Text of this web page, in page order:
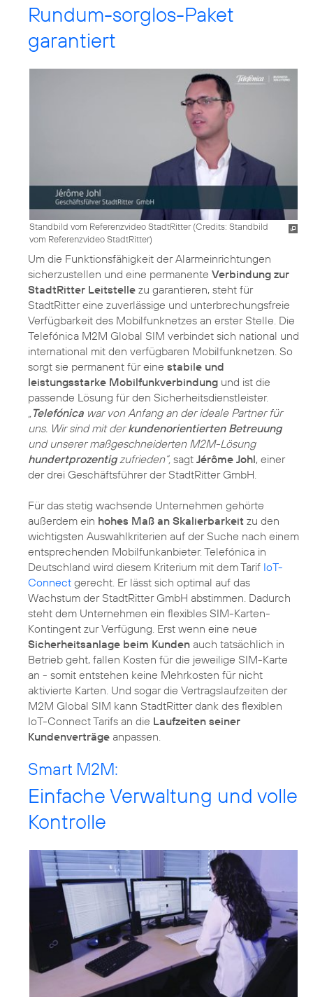
Rundum-sorglos-Paket
garantiert
Standbild vom Referenzvideo StadtRitter (Credits: Standbild
vom Referenzvideo StadtRitter)
Um die Funktionsfähigkeit der Alarmeinrichtungen
sicherzustellen und eine permanente Verbindung zur
StadtRitter Leitstelle zu garantieren, steht für
StadtRitter eine zuverlässige und unterbrechungsfreie
Verfügbarkeit des Mobilfunknetzes an erster Stelle. Die
Telefónica M2M Global SIM verbindet sich national und
international mit den verfügbaren Mobilfunknetzen. So
sorgt sie permanent für eine stabile und
leistungsstarke Mobilfunkverbindung und ist die
passende Lösung für den Sicherheitsdienstleister.
„Telefónica war von Anfang an der ideale Partner für
uns. Wir sind mit derkundenorientierten Betreuung
und unserer maßgeschneiderten M2M-Lösung
hundertprozentigzufrieden“, sagt Jérôme Johl, einer
der drei Geschäftsführer der StadtRitter GmbH.
Für das stetig wachsende Unternehmen gehörte
außerdem ein hohes Maß an Skalierbarkeit zu den
wichtigsten Auswahlkriterien auf der Suche nach einem
entsprechenden Mobilfunkanbieter. Telefónica in
Deutschland wird diesem Kriterium mit dem Tarif IoT-
Connect gerecht. Er lässt sich optimal auf das
Wachstum der StadtRitter GmbH abstimmen. Dadurch
steht dem Unternehmen ein flexibles SIM-Karten-
Kontingent zur Verfügung. Erst wenn eine neue
Sicherheitsanlage beim Kunden auch tatsächlich in
Betrieb geht, fallen Kosten für die jeweilige SIM-Karte
an - somit entstehen keine Mehrkosten für nicht
aktivierte Karten. Und sogar die Vertragslaufzeiten der
M2M Global SIM kann StadtRitter dank des flexiblen
IoT-Connect Tarifs an die Laufzeiten seiner
Kundenverträge anpassen.
Smart M2M:
Einfache Verwaltung und volle
Kontrolle